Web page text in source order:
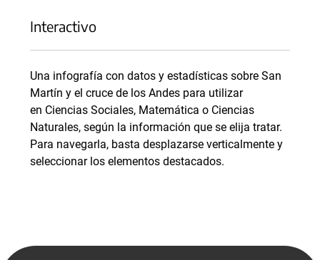
Interactivo
Una infografía con datos y estadísticas sobre San
Martín y el cruce de los Andes para utilizar
en Ciencias Sociales, Matemática o Ciencias
Naturales, según la información que se elija tratar.
Para navegarla, basta desplazarse verticalmente y
seleccionar los elementos destacados.